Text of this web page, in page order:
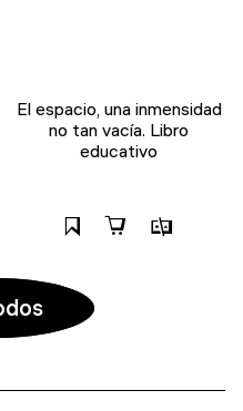
El espacio, una inmensidad
no tan vacía. Libro
educativo